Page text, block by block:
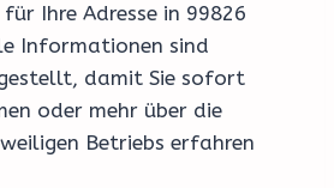
Ihre Adresse in 99826
Informationen sind
damit Sie sofort
oder mehr über die
Betriebs erfahren